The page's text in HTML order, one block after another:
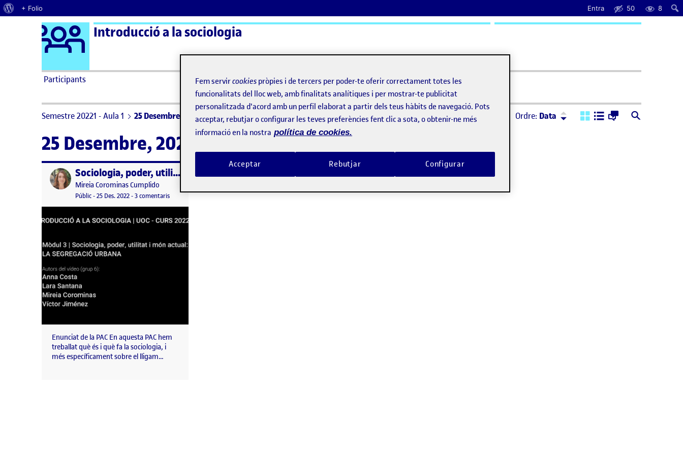
Quant al WordPress
+ Folio Entra 50 8
Saltar al contingut Logo Ágora
Introducció a la sociologia
Participants ActiFolios Ajuda
Semestre 20221 - Aula 1 25 Desembre, 2022 Ordre: Data Ordre: Descendent
25 Desembre, 2022
Publicat per Sociologia, poder, utilitat i món actual: La segregació urbana
Publicat per
Mireia Corominas Cumplido
Visibilitat:
Públic-Data de publicació
25 Des. 202221 gener, 2023 11:45 am
-3 comentarisa Sociologia, poder, utilitat i món actual: La segregació urbana
Enunciat de la PAC En aquesta PAC hem
treballat què és i què fa la sociologia, i
més específicament sobre el lligam…
Fem servircookies pròpies i de tercers per poder-te oferir correctament totes les
funcionalitats del lloc web, amb finalitats analítiques i per mostrar-te publicitat
personalitzada d'acord amb un perfil elaborat a partir dels teus hàbits de navegació. Pots
acceptar, rebutjar o configurar les teves preferències fent clic a sota, o obtenir-ne més
informació en la nostra política de cookies.
Rebutjar
Acceptar Configurar